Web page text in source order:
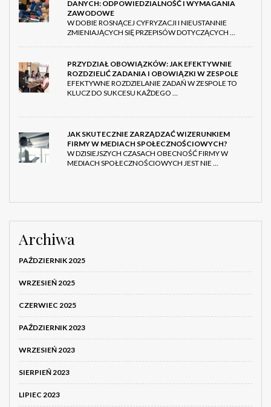
DANYCH: ODPOWIEDZIALNOŚĆ I WYMAGANIA
ZAWODOWE
W DOBIE ROSNĄCEJ CYFRYZACJI I NIEUSTANNIE
ZMIENIAJĄCYCH SIĘ PRZEPISÓW DOTYCZĄCYCH …
PRZYDZIAŁ OBOWIĄZKÓW: JAK EFEKTYWNIE
ROZDZIELIĆ ZADANIA I OBOWIĄZKI W ZESPOLE
EFEKTYWNE ROZDZIELANIE ZADAŃ W ZESPOLE TO
KLUCZ DO SUKCESU KAŻDEGO …
JAK SKUTECZNIE ZARZĄDZAĆ WIZERUNKIEM
FIRMY W MEDIACH SPOŁECZNOŚCIOWYCH?
W DZISIEJSZYCH CZASACH OBECNOŚĆ FIRMY W
MEDIACH SPOŁECZNOŚCIOWYCH JEST NIE …
Archiwa
PAŹDZIERNIK 2025
WRZESIEŃ 2025
CZERWIEC 2025
PAŹDZIERNIK 2023
WRZESIEŃ 2023
SIERPIEŃ 2023
LIPIEC 2023